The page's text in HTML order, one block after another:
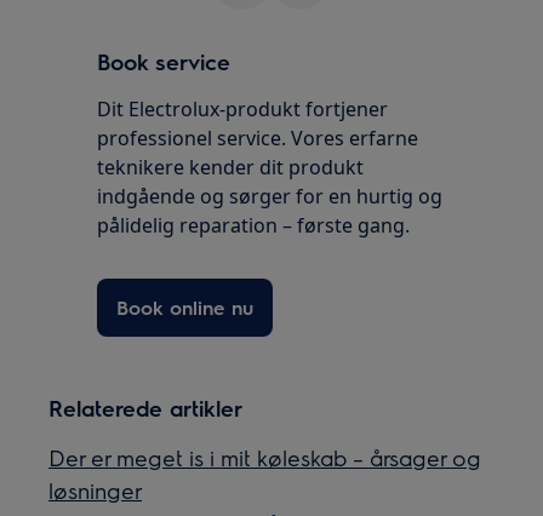
Book service
Dit Electrolux-produkt fortjener
professionel service. Vores erfarne
teknikere kender dit produkt
indgående og sørger for en hurtig og
pålidelig reparation – første gang.
Book online nu
Relaterede artikler
Der er meget is i mit køleskab – årsager og
løsninger